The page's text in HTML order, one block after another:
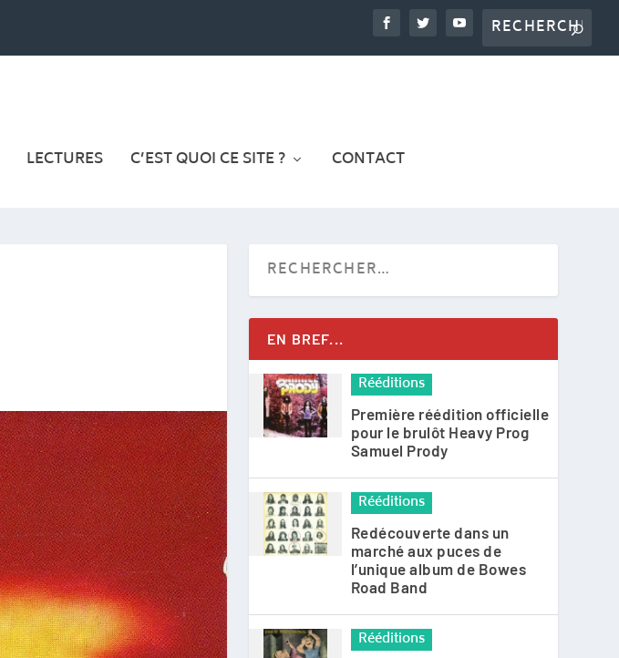
LECTURES C’EST QUOI CE SITE ? CONTACT
EN BREF...
Rééditions
Première réédition officielle
pour le brulôt Heavy Prog
Samuel Prody
Rééditions
Redécouverte dans un
marché aux puces de
l’unique album de Bowes
Road Band
Rééditions